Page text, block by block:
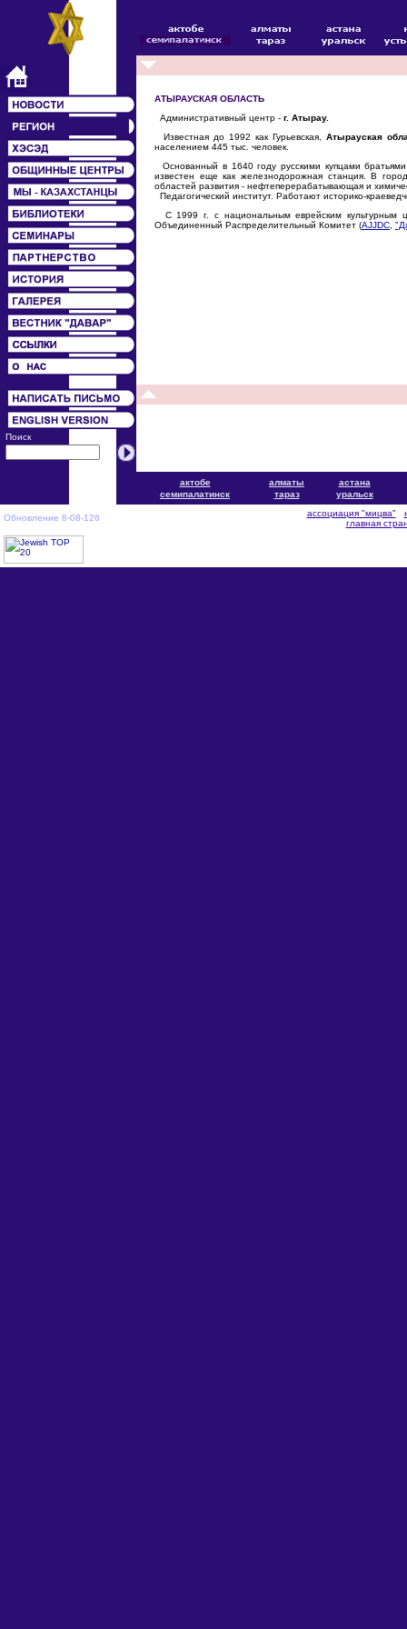
Поиск
АТЫРАУСКАЯ ОБЛАСТЬ
Административный центр - г. Атырау.
Известная до 1992 как Гурьевская,Атырауская
населением 445 тыс. человек.
Основанный в 1640 году русскими купцами
известен еще как железнодорожная станция. В
областей развития - нефтеперерабатывающая и
Педагогический институт. Работают историко-
С 1999 г. с национальным еврейским культурным
Объединенный Распределительный Комитет (AJJDC
актобе алматы
астана
cемипалатинск
тараз уральск
Обновление 8-08-126 ассоциация "мицва"
главная